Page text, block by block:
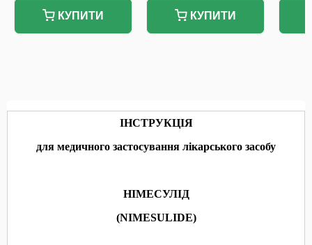
КУПИТИ КУПИТИ